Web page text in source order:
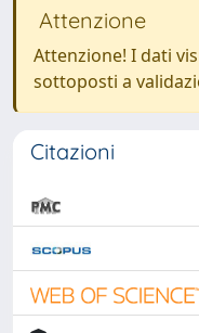
Attenzione
Attenzione! I dati
sottoposti a
Citazioni